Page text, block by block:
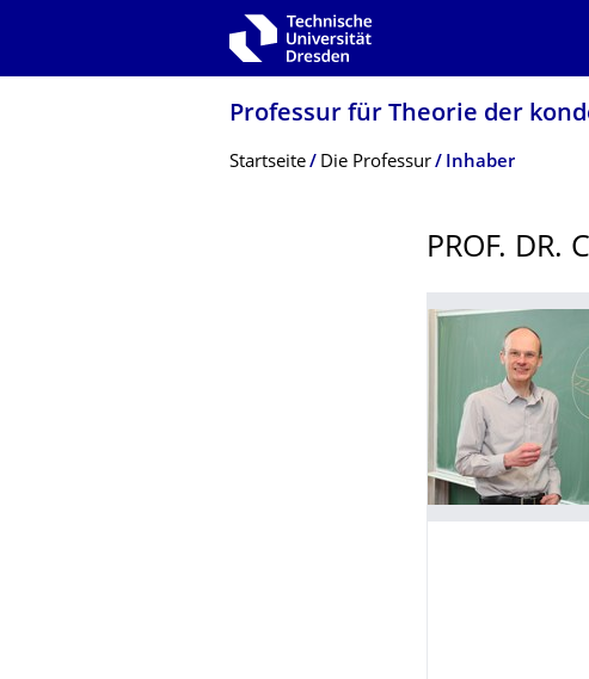
Zur Hauptnavigation springen
Professur für Theorie der
Breadcrumb-Menü
Startseite Die Professur Inhaber
PROF. DR.